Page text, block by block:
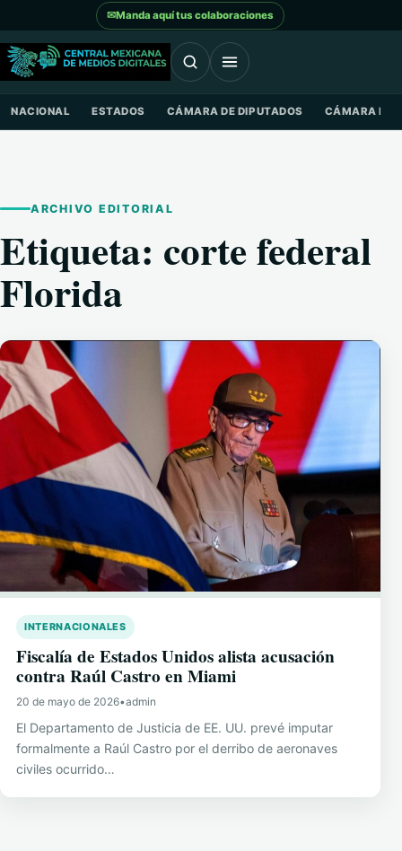
Saltar al contenido
✉Manda aquí tus colaboraciones
NACIONAL ESTADOS CÁMARA DE DIPUTADOS CÁMARA DE
ARCHIVO EDITORIAL
Etiqueta: corte federal
Florida
INTERNACIONALES
Fiscalía de Estados Unidos alista acusación
contra Raúl Castro en Miami
20 de mayo de 2026•admin
El Departamento de Justicia de EE. UU. prevé imputar
formalmente a Raúl Castro por el derribo de aeronaves
civiles ocurrido…